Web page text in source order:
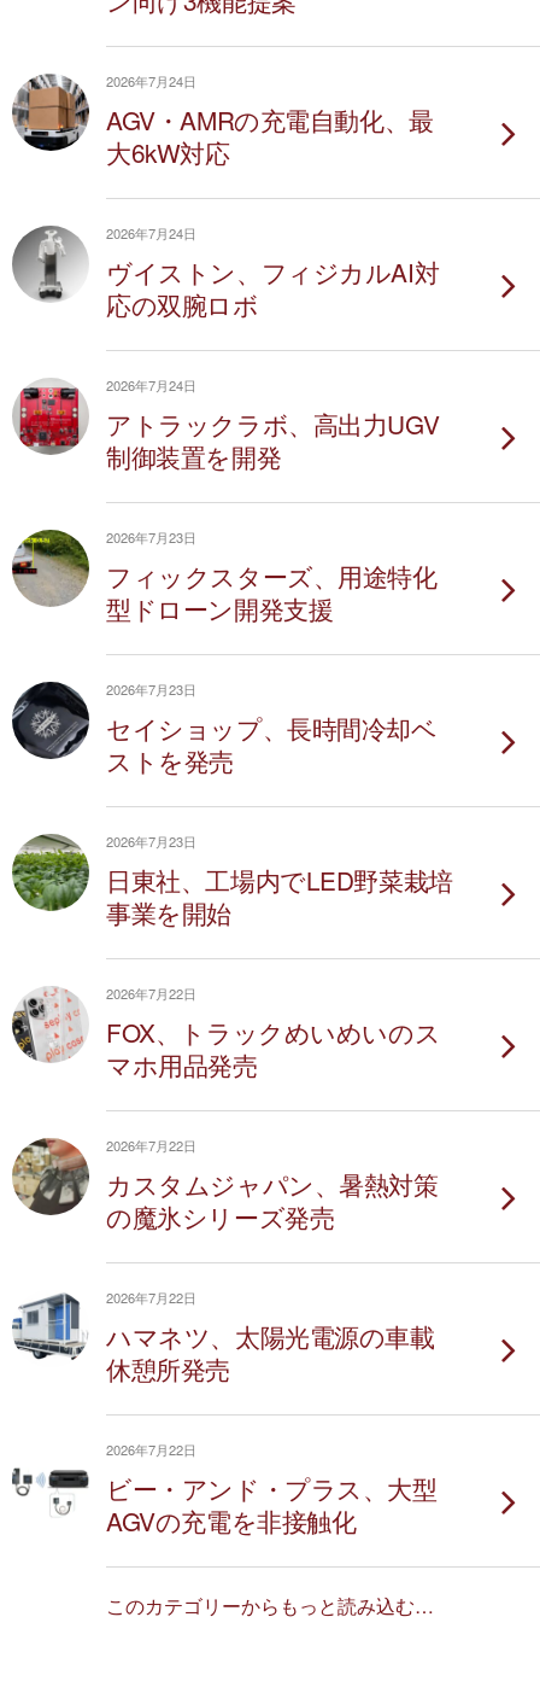
2026年7月24日
AGV・AMRの充電自動化、最
大6kW対応
2026年7月24日
ヴイストン、フィジカルAI対
応の双腕ロボ
2026年7月24日
アトラックラボ、高出力UGV
制御装置を開発
2026年7月23日
フィックスターズ、用途特化
型ドローン開発支援
2026年7月23日
セイショップ、長時間冷却ベ
ストを発売
2026年7月23日
日東社、工場内でLED野菜栽培
事業を開始
2026年7月22日
FOX、トラックめいめいのス
マホ用品発売
2026年7月22日
カスタムジャパン、暑熱対策
の魔氷シリーズ発売
2026年7月22日
ハマネツ、太陽光電源の車載
休憩所発売
2026年7月22日
ビー・アンド・プラス、大型
AGVの充電を非接触化
このカテゴリーからもっと読み込む…